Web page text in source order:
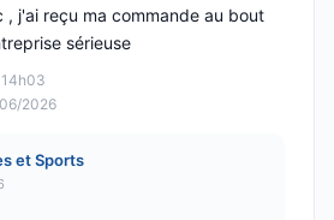
2026
, j'ai reçu ma commande au bout
sérieuse
et Sports